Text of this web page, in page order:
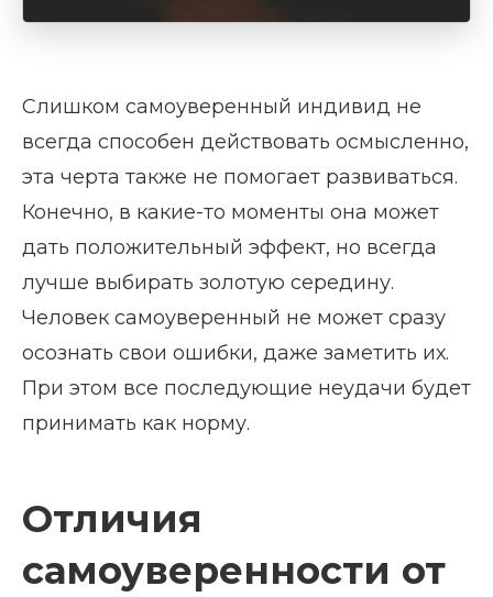
Слишком самоуверенный индивид не
всегда способен действовать осмысленно,
эта черта также не помогает развиваться.
Конечно, в какие-то моменты она может
дать положительный эффект, но всегда
лучше выбирать золотую середину.
Человек самоуверенный не может сразу
осознать свои ошибки, даже заметить их.
При этом все последующие неудачи будет
принимать как норму.
Отличия
самоуверенности от